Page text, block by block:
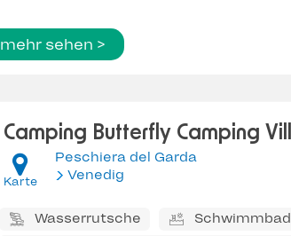
mehr sehen >
Camping Butterfly Camping
Karte
Peschiera del Garda
Venedig
Wasserrutsche
Schwimmbad